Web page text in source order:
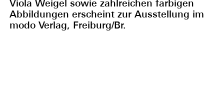
Viola Weigel sowie zahlreichen farbigen
Abbildungen erscheint zur Ausstellung im
modo Verlag, Freiburg/Br.